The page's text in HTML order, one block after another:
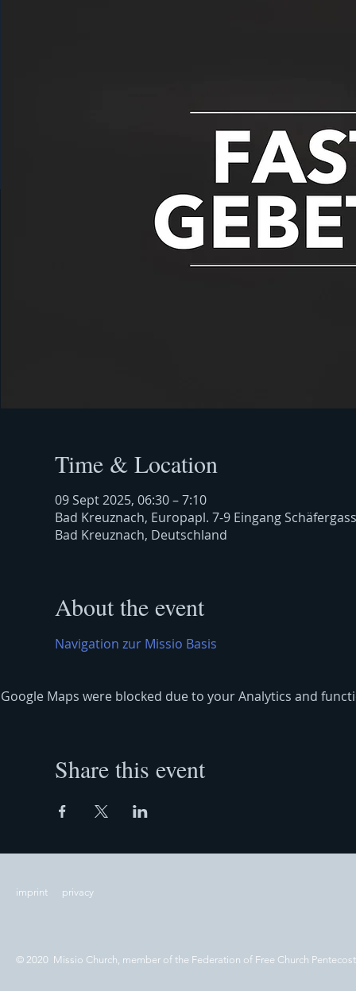
Time & Location
09 Sept 2025, 06:30 – 7:10
Bad Kreuznach, Europapl. 7-9 Eingang
Bad Kreuznach, Deutschland
About the event
Navigation zur Missio Basis
Google Maps were blocked due to your Analytics and
Share this event
imprint privacy
© 2020 Missio Church, member of the Federation of Free Church